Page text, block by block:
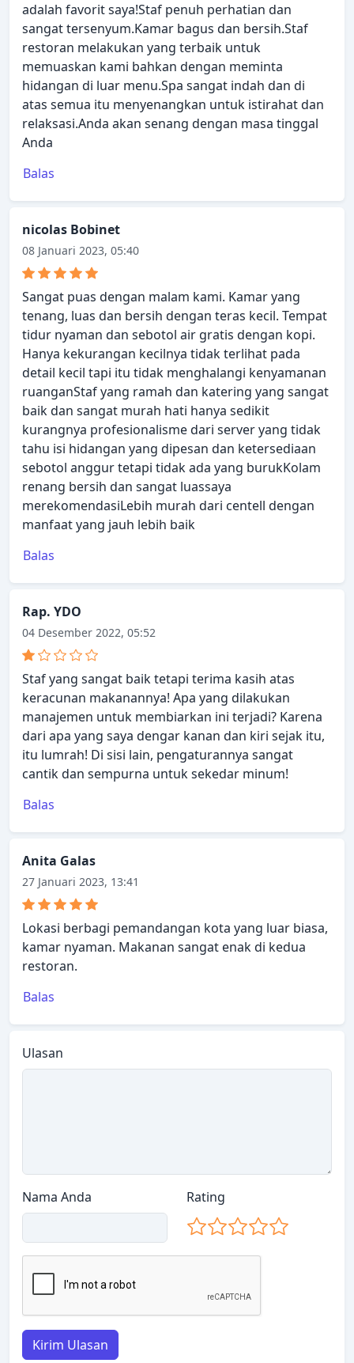
adalah favorit saya!Staf penuh perhatian dan
sangat tersenyum.Kamar bagus dan bersih.Staf
restoran melakukan yang terbaik untuk
memuaskan kami bahkan dengan meminta
hidangan di luar menu.Spa sangat indah dan di
atas semua itu menyenangkan untuk istirahat dan
relaksasi.Anda akan senang dengan masa tinggal
Anda
Balas
nicolas Bobinet
08 Januari 2023, 05:40
Sangat puas dengan malam kami. Kamar yang
tenang, luas dan bersih dengan teras kecil. Tempat
tidur nyaman dan sebotol air gratis dengan kopi.
Hanya kekurangan kecilnya tidak terlihat pada
detail kecil tapi itu tidak menghalangi kenyamanan
ruanganStaf yang ramah dan katering yang sangat
baik dan sangat murah hati hanya sedikit
kurangnya profesionalisme dari server yang tidak
tahu isi hidangan yang dipesan dan ketersediaan
sebotol anggur tetapi tidak ada yang burukKolam
renang bersih dan sangat luassaya
merekomendasiLebih murah dari centell dengan
manfaat yang jauh lebih baik
Balas
Rap. YDO
04 Desember 2022, 05:52
Staf yang sangat baik tetapi terima kasih atas
keracunan makanannya! Apa yang dilakukan
manajemen untuk membiarkan ini terjadi? Karena
dari apa yang saya dengar kanan dan kiri sejak itu,
itu lumrah! Di sisi lain, pengaturannya sangat
cantik dan sempurna untuk sekedar minum!
Balas
Anita Galas
27 Januari 2023, 13:41
Lokasi berbagi pemandangan kota yang luar biasa,
kamar nyaman. Makanan sangat enak di kedua
restoran.
Balas
Ulasan
Nama Anda Rating
Kirim Ulasan